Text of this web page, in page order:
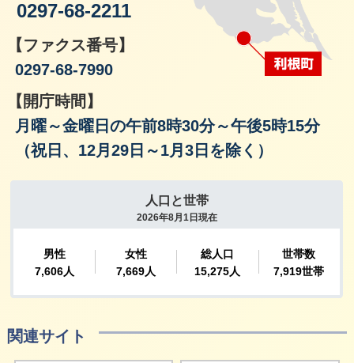
0297-68-2211
【ファクス番号】
0297-68-7990
【開庁時間】
月曜～金曜日の午前8時30分～午後5時15分
（祝日、12月29日～1月3日を除く）
関連サイト